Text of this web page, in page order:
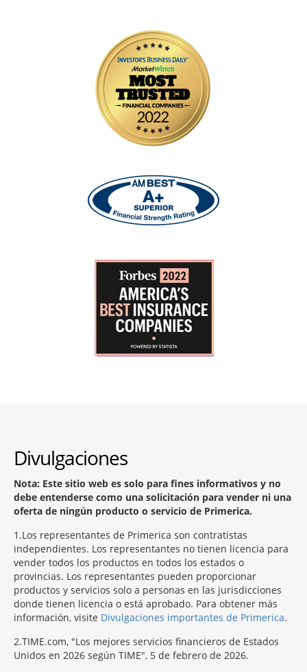
Divulgaciones
Nota: Este sitio web es solo para fines informativos y no
debe entenderse como una solicitación para vender ni una
oferta de ningún producto o servicio de Primerica.
1 Los representantes de Primerica son contratistas
independientes. Los representantes no tienen licencia para
vender todos los productos en todos los estados o
provincias. Los representantes pueden proporcionar
productos y servicios solo a personas en las jurisdicciones
donde tienen licencia o está aprobado. Para obtener más
información, visite Divulgaciones importantes de Primerica.
2 TIME.com, "Los mejores servicios financieros de Estados
Unidos en 2026 según TIME", 5 de febrero de 2026.